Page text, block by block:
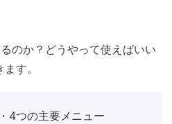
のか？どうやって使えばいい
す。
4つの主要メニュー